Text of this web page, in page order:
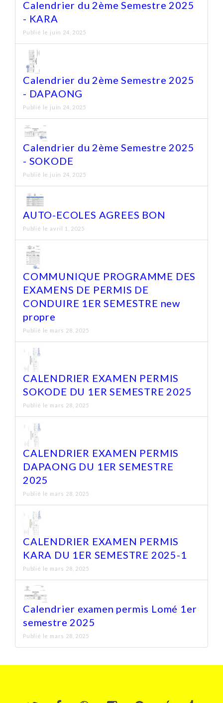
Calendrier du 2ème Semestre 2025
- KARA
Publié le juin 24, 2025
Calendrier du 2ème Semestre 2025
- DAPAONG
Publié le juin 24, 2025
Calendrier du 2ème Semestre 2025
- SOKODE
Publié le juin 24, 2025
AUTO-ECOLES AGREES BON
Publié le avril 1, 2025
COMMUNIQUE PROGRAMME DES
EXAMENS DE PERMIS DE
CONDUIRE 1ER SEMESTRE new
propre
Publié le mars 28, 2025
CALENDRIER EXAMEN PERMIS
SOKODE DU 1ER SEMESTRE 2025
Publié le mars 28, 2025
CALENDRIER EXAMEN PERMIS
DAPAONG DU 1ER SEMESTRE
2025
Publié le mars 28, 2025
CALENDRIER EXAMEN PERMIS
KARA DU 1ER SEMESTRE 2025-1
Publié le mars 28, 2025
Calendrier examen permis Lomé 1er
semestre 2025
Publié le mars 28, 2025